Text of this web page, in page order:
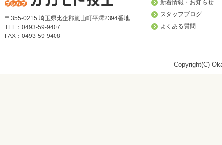
〒355-0215 埼玉県比企郡嵐山町平澤2394番地
TEL：0493-59-9407
FAX：0493-59-9408
新着情報・お知らせ
スタッフブログ
よくある質問
Copyright(C)